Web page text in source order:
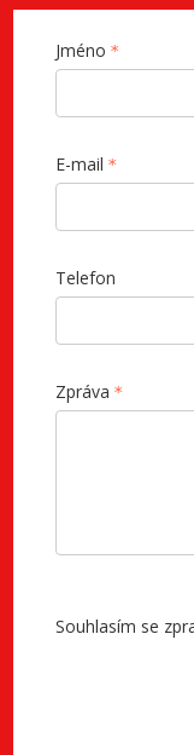
Jméno
E-mail
Telefon
Zpráva
Souhlasím se